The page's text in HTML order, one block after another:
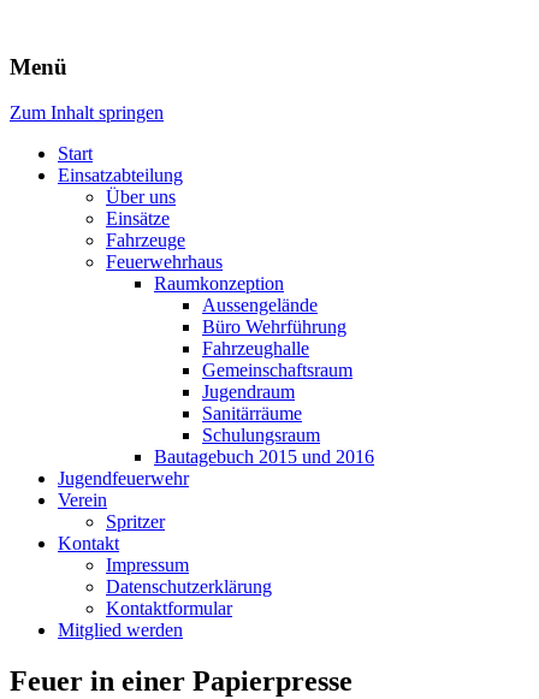
Freiwillige Feuerwehr Rodheim
v.d.H.
Menü
Zum Inhalt springen
Start
Einsatzabteilung
Über uns
Einsätze
Fahrzeuge
Feuerwehrhaus
Raumkonzeption
Aussengelände
Büro Wehrführung
Fahrzeughalle
Gemeinschaftsraum
Jugendraum
Sanitärräume
Schulungsraum
Bautagebuch 2015 und 2016
Jugendfeuerwehr
Verein
Spritzer
Kontakt
Impressum
Datenschutzerklärung
Kontaktformular
Mitglied werden
Feuer in einer Papierpresse